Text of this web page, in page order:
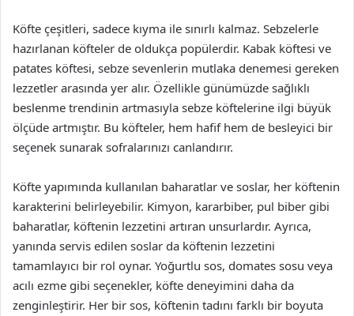
Köfte çeşitleri, sadece kıyma ile sınırlı kalmaz. Sebzelerle
hazırlanan köfteler de oldukça popülerdir. Kabak köftesi ve
patates köftesi, sebze sevenlerin mutlaka denemesi gereken
lezzetler arasında yer alır. Özellikle günümüzde sağlıklı
beslenme trendinin artmasıyla sebze köftelerine ilgi büyük
ölçüde artmıştır. Bu köfteler, hem hafif hem de besleyici bir
seçenek sunarak sofralarınızı canlandırır.
Köfte yapımında kullanılan baharatlar ve soslar, her köftenin
karakterini belirleyebilir. Kimyon, kararbiber, pul biber gibi
baharatlar, köftenin lezzetini artıran unsurlardır. Ayrıca,
yanında servis edilen soslar da köftenin lezzetini
tamamlayıcı bir rol oynar. Yoğurtlu sos, domates sosu veya
acılı ezme gibi seçenekler, köfte deneyimini daha da
zenginleştirir. Her bir sos, köftenin tadını farklı bir boyuta